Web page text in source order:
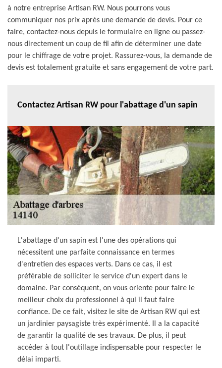
à notre entreprise Artisan RW. Nous pourrons vous
communiquer nos prix après une demande de devis. Pour ce
faire, contactez-nous depuis le formulaire en ligne ou passez-
nous directement un coup de fil afin de déterminer une date
pour le chiffrage de votre projet. Rassurez-vous, la demande de
devis est totalement gratuite et sans engagement de votre part.
Contactez Artisan RW pour l'abattage d'un sapin
L'abattage d'un sapin est l'une des opérations qui
nécessitent une parfaite connaissance en termes
d'entretien des espaces verts. Dans ce cas, il est
préférable de solliciter le service d'un expert dans le
domaine. Par conséquent, on vous oriente pour faire le
meilleur choix du professionnel à qui il faut faire
confiance. De ce fait, visitez le site de Artisan RW qui est
un jardinier paysagiste très expérimenté. Il a la capacité
de garantir la qualité de ses travaux. De plus, il peut
accéder à tout l'outillage indispensable pour respecter le
délai imparti.